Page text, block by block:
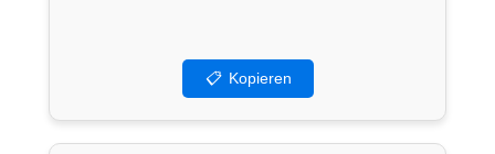
📋 Kopieren